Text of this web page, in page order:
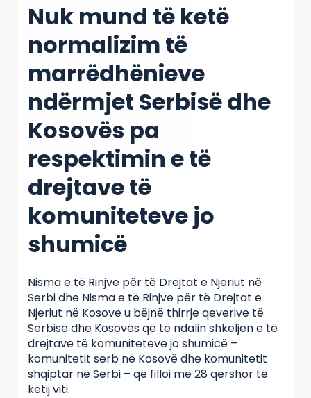
Nuk mund të ketë
normalizim të
marrëdhënieve
ndërmjet Serbisë dhe
Kosovës pa
respektimin e të
drejtave të
komuniteteve jo
shumicë
Nisma e të Rinjve për të Drejtat e Njeriut në
Serbi dhe Nisma e të Rinjve për të Drejtat e
Njeriut në Kosovë u bëjnë thirrje qeverive të
Serbisë dhe Kosovës që të ndalin shkeljen e të
drejtave të komuniteteve jo shumicë –
komunitetit serb në Kosovë dhe komunitetit
shqiptar në Serbi – që filloi më 28 qershor të
këtij viti.